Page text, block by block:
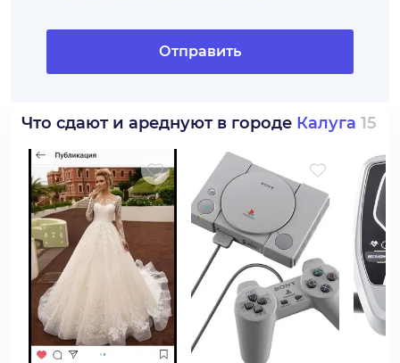
Отправить
Что сдают и ареднуют в городе Калуга 15